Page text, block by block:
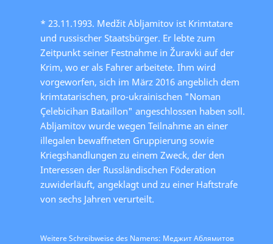
* 23.11.1993. Medžit Abljamitov ist Krimtatare
und russischer Staatsbürger. Er lebte zum
Zeitpunkt seiner Festnahme in Žuravki auf der
Krim, wo er als Fahrer arbeitete. Ihm wird
vorgeworfen, sich im März 2016 angeblich dem
krimtatarischen, pro-ukrainischen "Noman
Çelebicihan Bataillon" angeschlossen haben soll.
Abljamitov wurde wegen Teilnahme an einer
illegalen bewaffneten Gruppierung sowie
Kriegshandlungen zu einem Zweck, der den
Interessen der Russländischen Föderation
zuwiderläuft, angeklagt und zu einer Haftstrafe
von sechs Jahren verurteilt.
Weitere Schreibweise des Namens: Меджит Аблямитов